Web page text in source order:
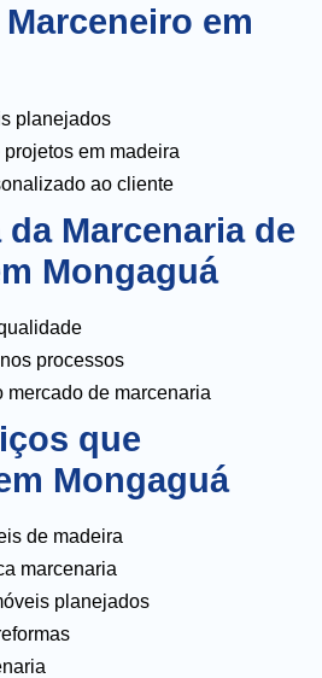
em
planejados
em madeira
ao cliente
Marcenaria de
Mongaguá
processos
mercado de marcenaria
que
Mongaguá
de madeira
marcenaria
planejados